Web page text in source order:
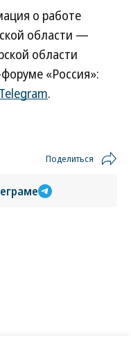
о работе
области —
области
«Россия»:
Telegram.
Поделиться